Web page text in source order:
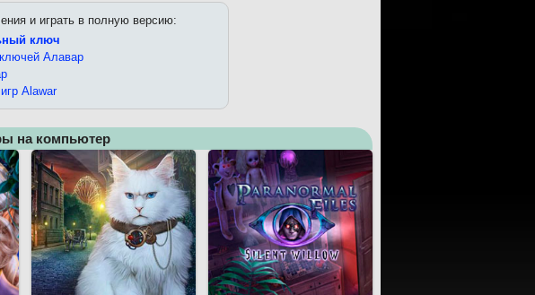
и играть в полную версию:
ключ
ключей Алавар
Alawar
на компьютер